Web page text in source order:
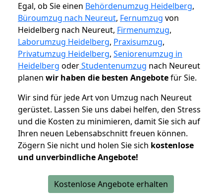
Egal, ob Sie einen Behördenumzug Heidelberg,
Büroumzug nach Neureut, Fernumzug von
Heidelberg nach Neureut, Firmenumzug,
Laborumzug Heidelberg, Praxisumzug,
Privatumzug Heidelberg, Seniorenumzug in
Heidelberg oderStudentenumzug nach Neureut
planen wir haben die besten Angebotefür Sie.
Wir sind für jede Art von Umzug nach Neureut
gerüstet. Lassen Sie uns dabei helfen, den Stress
und die Kosten zu minimieren, damit Sie sich auf
Ihren neuen Lebensabschnitt freuen können.
Zögern Sie nicht und holen Sie sich kostenlose
und unverbindliche Angebote!
Kostenlose Angebote erhalten